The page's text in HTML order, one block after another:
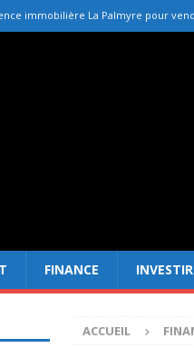
immobilière La Palmyre pour
FINANCE INVESTIR
ACCUEIL